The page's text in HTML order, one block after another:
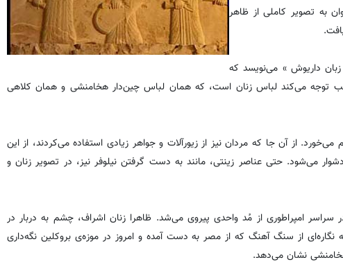
به تصویر کاملی از ظاهر
داریوش » می‌نویسد که
توجه می‌کند لباس زنان است، که همان لباس چین‌دار هخامنشی و همان کلاهی
از آن جا که مردان نیز از زیورآلات و جواهر زیادی استفاده می‌کردند، از این
می‌شود. حتی عناصر زینتی، مانند به دست گرفتن نیلوفر نیز، در تصویر زنان و
سراسر امپراطوری از مُد واحدی پیروی می‌شد. ظاهرا زنان اشراف، چشم به دربار در
نگاره‌ای از سنگ آهنگ که از مصر به دست آمده و امروز در موزه‌ی بروکلین نگه‌داری
نشان می‌دهد.